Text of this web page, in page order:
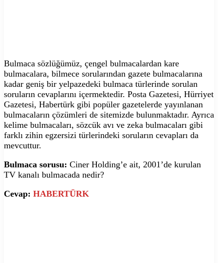
Bulmaca sözlüğümüz, çengel bulmacalardan kare
bulmacalara, bilmece sorularından gazete bulmacalarına
kadar geniş bir yelpazedeki bulmaca türlerinde sorulan
soruların cevaplarını içermektedir. Posta Gazetesi, Hürriyet
Gazetesi, Habertürk gibi popüler gazetelerde yayınlanan
bulmacaların çözümleri de sitemizde bulunmaktadır. Ayrıca
kelime bulmacaları, sözcük avı ve zeka bulmacaları gibi
farklı zihin egzersizi türlerindeki soruların cevapları da
mevcuttur.
Bulmaca sorusu: Ciner Holding’e ait, 2001’de kurulan
TV kanalı bulmacada nedir?
Cevap: HABERTÜRK